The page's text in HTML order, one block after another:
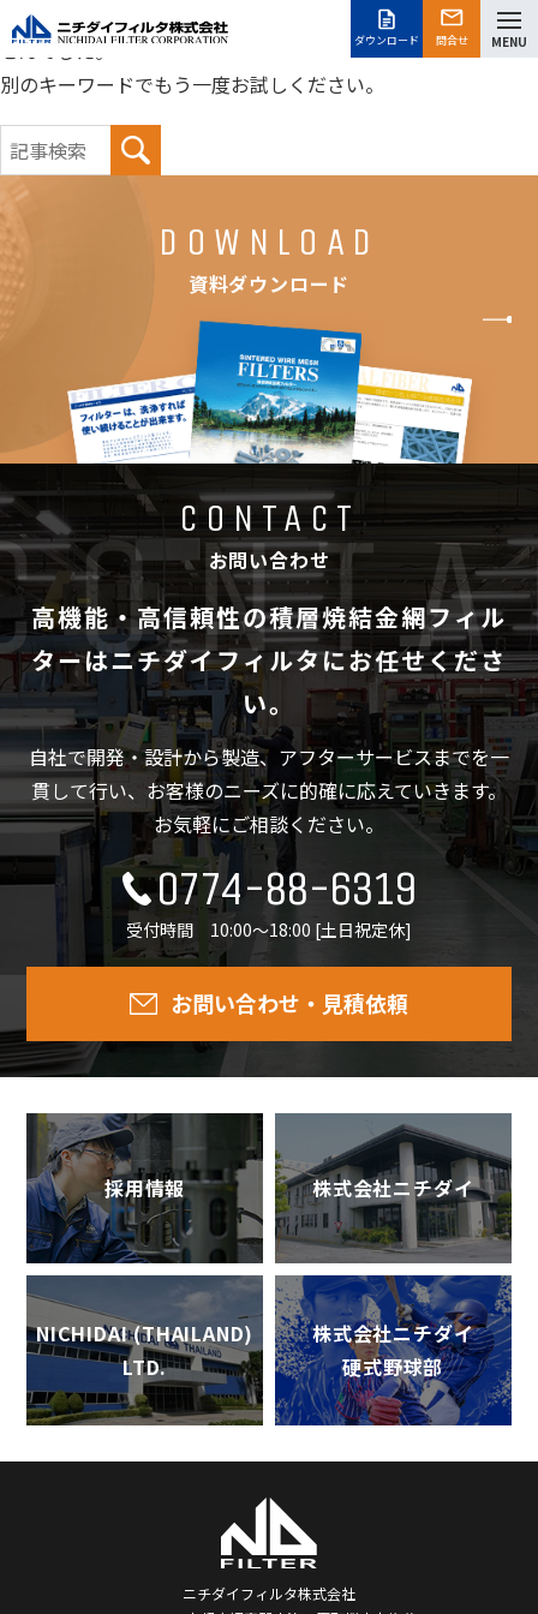
ダウンロード 問合せ MENU
申し訳ありませんが、検索キーワードに一致するものはありま
せんでした。
別のキーワードでもう一度お試しください。
DOWNLOAD
資料ダウンロード
CONTACT
お問い合わせ
高機能・高信頼性の積層焼結金網フィル
ターはニチダイフィルタにお任せくださ
い。
自社で開発・設計から製造、アフターサービスまでを一
貫して行い、お客様のニーズに的確に応えていきます。
お気軽にご相談ください。
0774-88-6319
受付時間 10:00～18:00 [土日祝定休]
お問い合わせ・見積依頼
採用情報 株式会社ニチダイ
NICHIDAI (THAILAND)
LTD.
株式会社ニチダイ
硬式野球部
ニチダイフィルタ株式会社